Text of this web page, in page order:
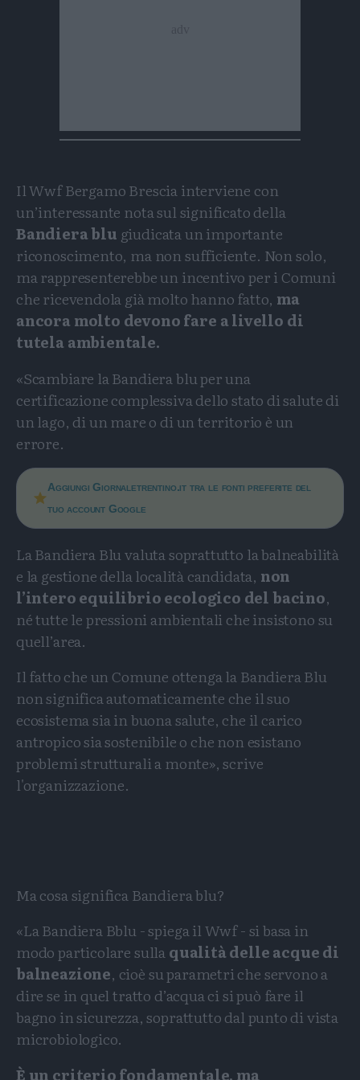
Il Wwf Bergamo Brescia interviene con
un’interessante nota sul significato della
Bandiera blu giudicata un importante
riconoscimento, ma non sufficiente. Non solo,
ma rappresenterebbe un incentivo per i Comuni
che ricevendola già molto hanno fatto, ma
ancora molto devono fare a livello di
tutela ambientale.
«Scambiare la Bandiera blu per una
certificazione complessiva dello stato di salute di
un lago, di un mare o di un territorio è un
errore.
Aggiungi Giornaletrentino.it tra le fonti preferite del
tuo account Google
La Bandiera Blu valuta soprattutto la balneabilità
e la gestione della località candidata, non
l’intero equilibrio ecologico del bacino,
né tutte le pressioni ambientali che insistono su
quell’area.
Il fatto che un Comune ottenga la Bandiera Blu
non significa automaticamente che il suo
ecosistema sia in buona salute, che il carico
antropico sia sostenibile o che non esistano
problemi strutturali a monte», scrive
l'organizzazione.
Ma cosa significa Bandiera blu?
«La Bandiera Bblu - spiega il Wwf - si basa in
modo particolare sullaqualità delle acque di
balneazione, cioè su parametri che servono a
dire se in quel tratto d’acqua ci si può fare il
bagno in sicurezza, soprattutto dal punto di vista
microbiologico.
È un criterio fondamentale, ma